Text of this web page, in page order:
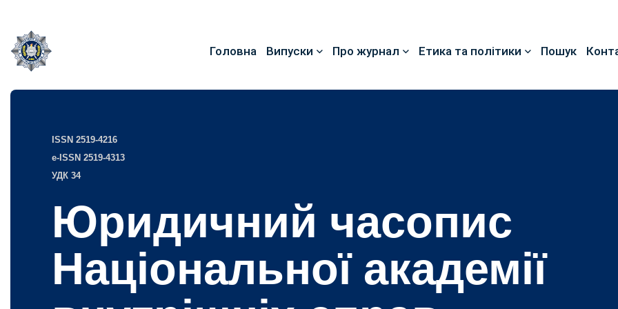
Головна Випуски Про журнал Етика та політики Пошук
ISSN 2519-4216
e-ISSN 2519-4313
УДК 34
Юридичний часопис
Національної академії